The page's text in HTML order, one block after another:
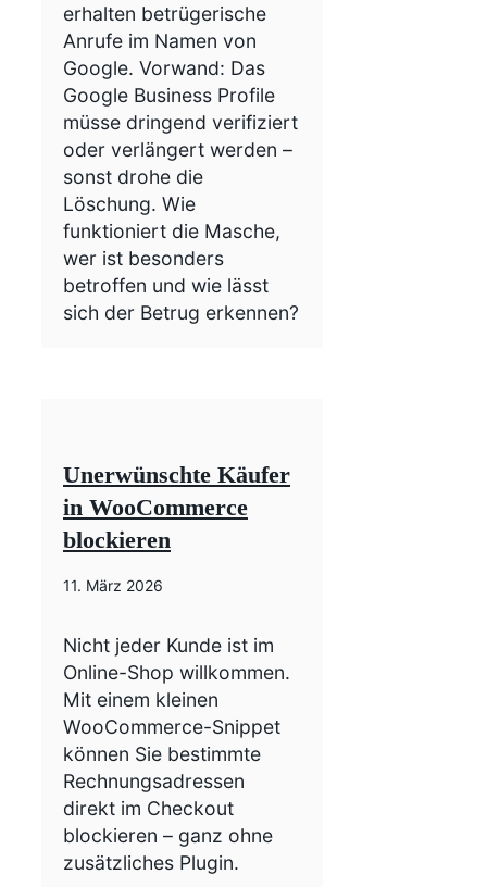
erhalten betrügerische
Anrufe im Namen von
Google. Vorwand: Das
Google Business Profile
müsse dringend verifiziert
oder verlängert werden –
sonst drohe die
Löschung. Wie
funktioniert die Masche,
wer ist besonders
betroffen und wie lässt
sich der Betrug erkennen?
Unerwünschte Käufer
in WooCommerce
blockieren
11. März 2026
Nicht jeder Kunde ist im
Online-Shop willkommen.
Mit einem kleinen
WooCommerce-Snippet
können Sie bestimmte
Rechnungsadressen
direkt im Checkout
blockieren – ganz ohne
zusätzliches Plugin.